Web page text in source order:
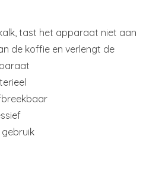
tast het apparaat niet aan
de koffie en verlengt de
gebruik